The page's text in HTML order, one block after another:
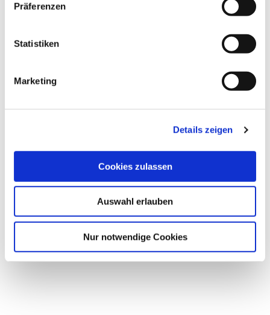
Präferenzen
Statistiken
Marketing
Details zeigen
Cookies zulassen
Auswahl erlauben
Nur notwendige Cookies